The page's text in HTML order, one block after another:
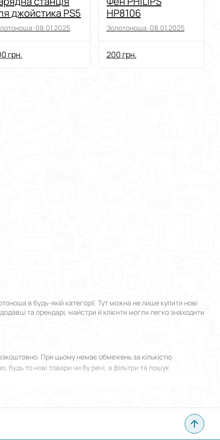
джойстика PS5
·08.01.2025
грн.
HP8106
Золотоноша ·08.01.2025
200 грн.
в будь-якій категорії. Тут можна не лише купити нові
та орендарі, майстри й клієнти могли легко знаходити
При цьому немає обмежень за кількістю
будь то нові товари чи бу речі, а фільтри та пошук
й прикріпити фотографії. Все зроблено